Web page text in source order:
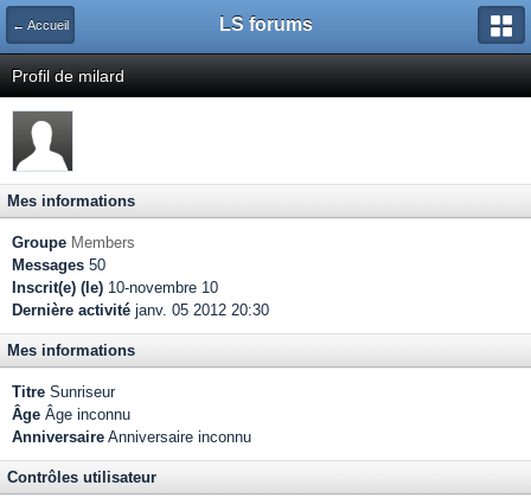
← Accueil LS forums
Profil de milard
Mes informations
Groupe Members
Messages 50
Inscrit(e) (le) 10-novembre 10
Dernière activité janv. 05 2012 20:30
Mes informations
Titre Sunriseur
Âge Âge inconnu
Anniversaire Anniversaire inconnu
Contrôles utilisateur